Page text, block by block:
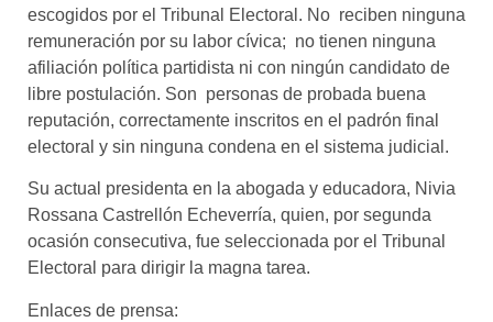
escogidos por el Tribunal Electoral. No reciben ninguna
remuneración por su labor cívica; no tienen ninguna
afiliación política partidista ni con ningún candidato de
libre postulación. Son personas de probada buena
reputación, correctamente inscritos en el padrón final
electoral y sin ninguna condena en el sistema judicial.
Su actual presidenta en la abogada y educadora, Nivia
Rossana Castrellón Echeverría, quien, por segunda
ocasión consecutiva, fue seleccionada por el Tribunal
Electoral para dirigir la magna tarea.
Enlaces de prensa: